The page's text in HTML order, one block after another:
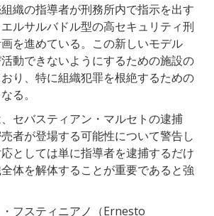
織の指導者が刑務所内で指示を出す
ルサルバドル型の高セキュリティ刑
を進めている。この新しいモデル
動できないようにするための施設の
り、特に組織犯罪を根絶するための
る。
セバスティアン・マルセトの逮捕
者が登場する可能性について警告し
としては単に指導者を逮捕するだけ
体を解体することが重要であると強
フスティニアノ（Ernesto